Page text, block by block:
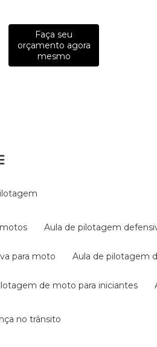
Faça seu
orçamento agora
mesmo
aula de pilotagem
para moto aula de pilotagem
de moto para iniciantes
no trânsito